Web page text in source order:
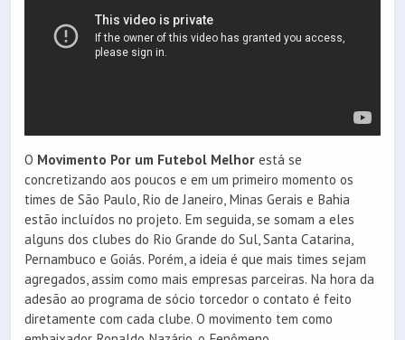
O Movimento Por um Futebol Melhor está se
concretizando aos poucos e em um primeiro momento os
times de São Paulo, Rio de Janeiro, Minas Gerais e Bahia
estão incluídos no projeto. Em seguida, se somam a eles
alguns dos clubes do Rio Grande do Sul, Santa Catarina,
Pernambuco e Goiás. Porém, a ideia é que mais times sejam
agregados, assim como mais empresas parceiras. Na hora da
adesão ao programa de sócio torcedor o contato é feito
diretamente com cada clube. O movimento tem como